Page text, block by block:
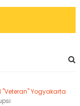
"Veteran" Yogyakarta